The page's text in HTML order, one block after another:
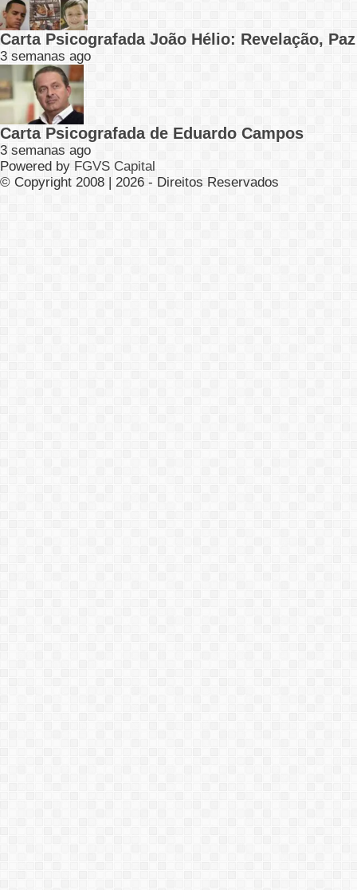
Carta Psicografada João Hélio: Revelação,
3 semanas ago
Carta Psicografada de Eduardo Campos
3 semanas ago
Powered by FGVS Capital
© Copyright 2008 | 2026 - Direitos Reservados